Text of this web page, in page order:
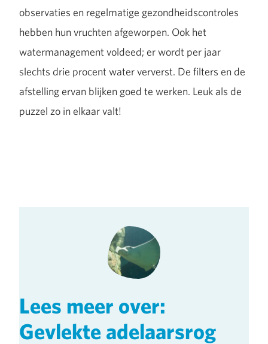
observaties en regelmatige gezondheidscontroles
hebben hun vruchten afgeworpen. Ook het
watermanagement voldeed; er wordt per jaar
slechts drie procent water ververst. De filters en de
afstelling ervan blijken goed te werken. Leuk als de
puzzel zo in elkaar valt!
Lees meer over:
Gevlekte adelaarsrog